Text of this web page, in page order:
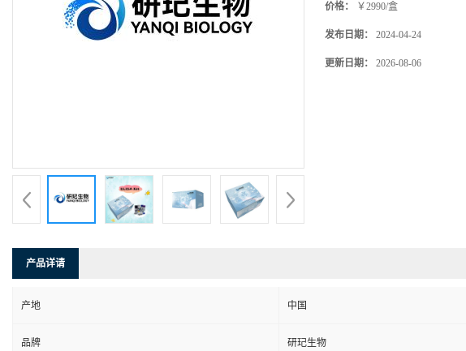
价格： ￥2990/盒
发布日期： 2024-04-24
更新日期： 2026-08-06
产品详请
产地 中国
品牌 研玘生物